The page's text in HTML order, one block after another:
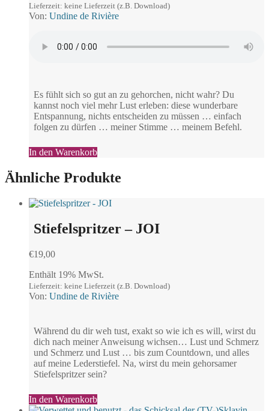
Lieferzeit: keine Lieferzeit (z.B. Download)
Von: Undine de Rivière
Es fühlt sich so gut an zu gehorchen, nicht wahr? Du
kannst noch viel mehr Lust erleben: diese wunderbare
Entspannung, nichts entscheiden zu müssen … einfach
folgen zu dürfen … meiner Stimme … meinem Befehl.
In den Warenkorb
Ähnliche Produkte
Stiefelspritzer – JOI
€19,00
Enthält 19% MwSt.
Lieferzeit: keine Lieferzeit (z.B. Download)
Von: Undine de Rivière
Während du dir weh tust, exakt so wie ich es will, wirst du
dich nach meiner Anweisung wichsen… Lust und Schmerz
und Schmerz und Lust … bis zum Countdown, und alles
auf meine Lederstiefel. Na, wirst du mein gehorsamer
Stiefelspritzer sein?
In den Warenkorb